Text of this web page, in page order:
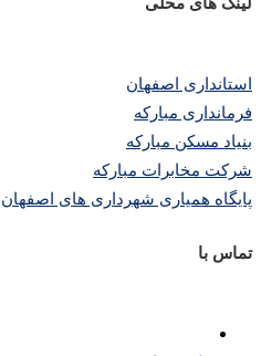
استانداری اصفهان
فرمانداری مبارکه
بنیاد مسکن مبارکه
شرکت مخابرات مبارکه
پایگاه همیاری شهرداری های اصفهان
تماس با